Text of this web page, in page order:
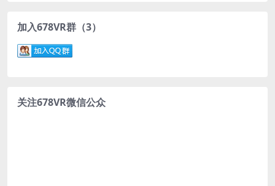
加入678VR群（3）
关注678VR微信公众